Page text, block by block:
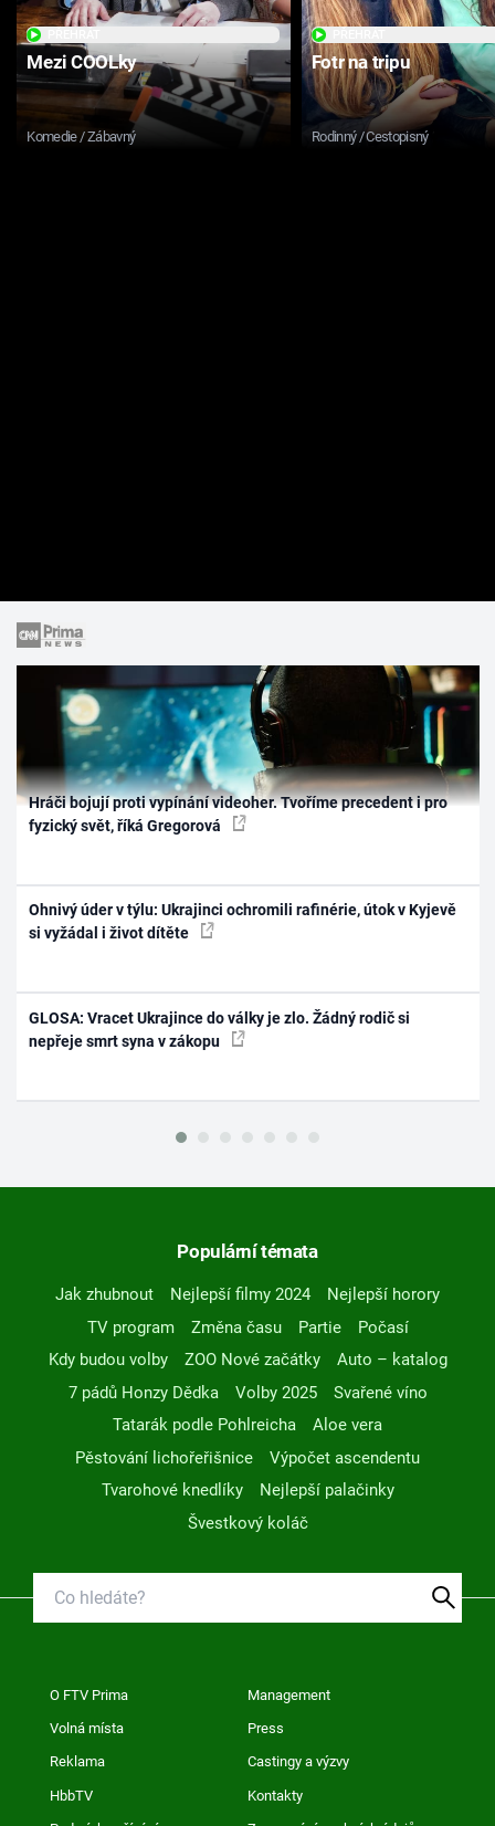
Mezi COOLky
Komedie / Zábavný
Fotr na tripu
Rodinný / Cestopisný
Hráči bojují proti vypínání videoher. Tvoříme precedent i pro
fyzický svět, říká Gregorová
Ohnivý úder v týlu: Ukrajinci ochromili rafinérie, útok v Kyjevě
si vyžádal i život dítěte
GLOSA: Vracet Ukrajince do války je zlo. Žádný rodič si
nepřeje smrt syna v zákopu
Populární témata
Jak zhubnout Nejlepší filmy 2024
Nejlepší horory
TV program
Změna času Partie
Počasí
Kdy budou volby
ZOO Nové začátky
Auto – katalog
7 pádů Honzy Dědka
Volby 2025
Svařené víno
Tatarák podle Pohlreicha
Aloe vera
Pěstování lichořeřišnice
Výpočet ascendentu
Tvarohové knedlíky
Nejlepší palačinky
Švestkový koláč
O FTV Prima Management
Volná místa Press
Reklama Castingy a výzvy
HbbTV Kontakty